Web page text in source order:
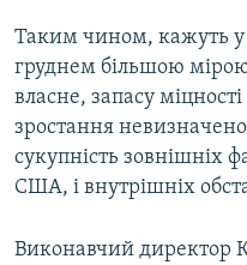
Таким чином, кажуть
груднем більшою
власне, запасу
зростання
сукупність зовнішніх
США, і внутрішніх
Виконавчий директор